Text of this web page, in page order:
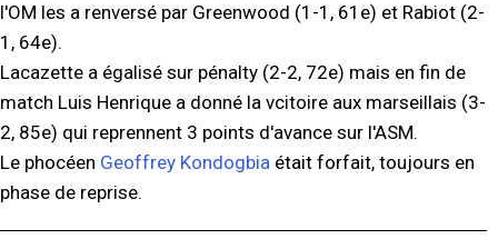
l'OM les a renversé par Greenwood (1-1, 61e) et Rabiot (2-
1, 64e).
Lacazette a égalisé sur pénalty (2-2, 72e) mais en fin de
match Luis Henrique a donné la vcitoire aux marseillais (3-
2, 85e) qui reprennent 3 points d'avance sur l'ASM.
Le phocéen Geoffrey Kondogbia était forfait, toujours en
phase de reprise.